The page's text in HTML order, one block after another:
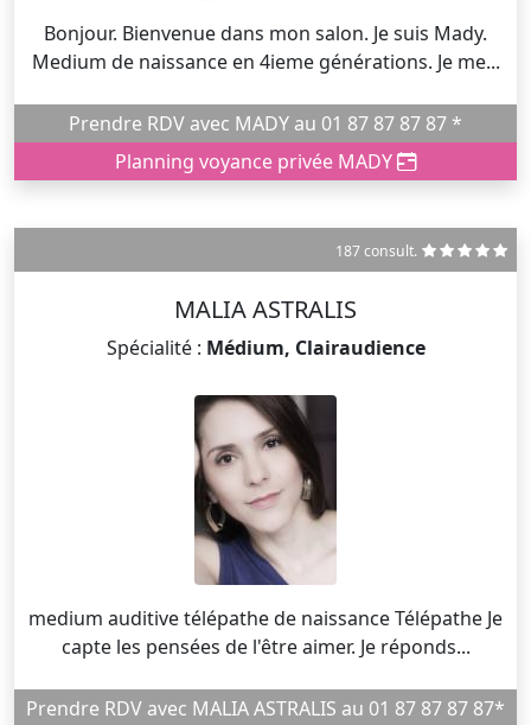
Bonjour. Bienvenue dans mon salon. Je suis Mady.
Medium de naissance en 4ieme générations. Je me...
Prendre RDV avec MADY au 01 87 87 87 87 *
Planning voyance privée MADY
187 consult.
MALIA ASTRALIS
Spécialité : Médium, Clairaudience
medium auditive télépathe de naissance Télépathe Je
capte les pensées de l'être aimer. Je réponds...
Prendre RDV avec MALIA ASTRALIS au 01 87 87 87 87*